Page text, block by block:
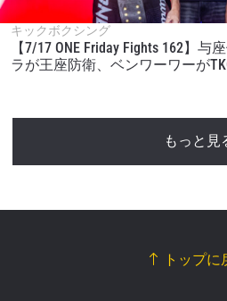
キックボクシング
【7/17 ONE Friday Fights 162】
ラが王座防衛、ベンワーワーが
もっと見
トップに